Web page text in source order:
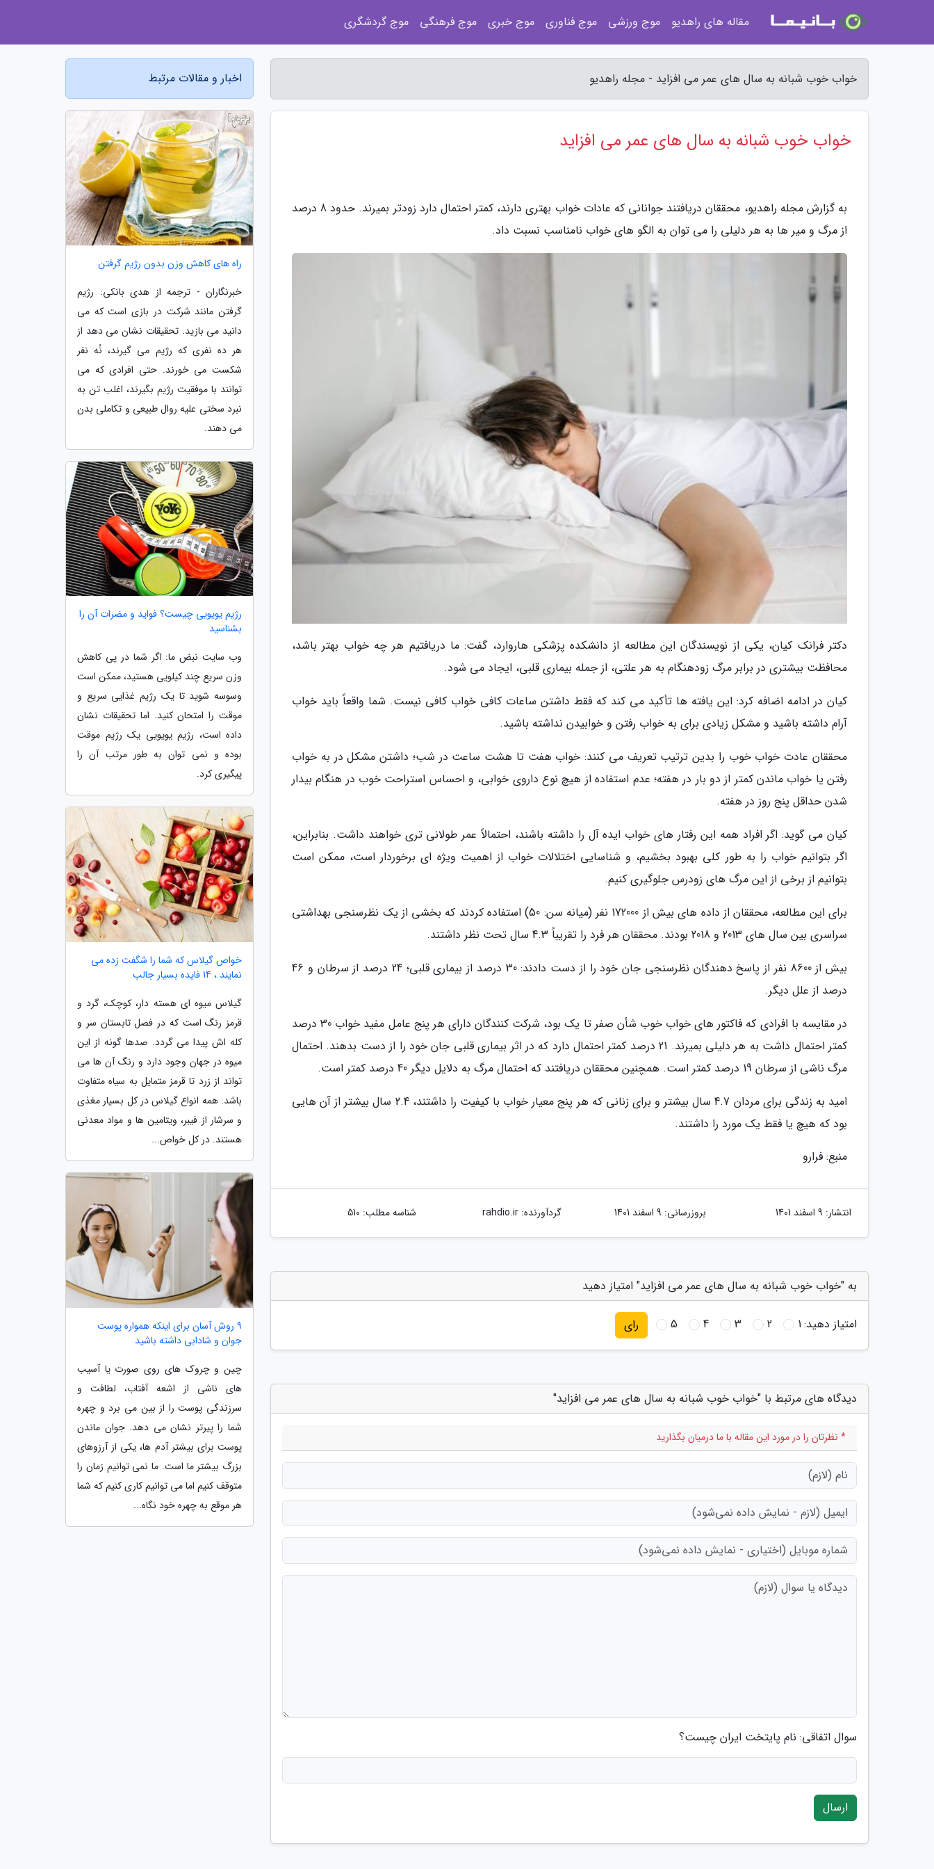
خواب خوب شبانه به سال های عمر می افزاید - مجله راهدیو
خواب خوب شبانه به سال های عمر می افزاید
به گزارش مجله راهدیو، محققان دریافتند جوانانی که عادات خواب بهتری دارند، کمتر احتمال دارد زودتر بمیرند. حدود 8 درصد
از مرگ و میر ها به هر دلیلی را می توان به الگو های خواب نامناسب نسبت داد.
دکتر فرانک کیان، یکی از نویسندگان این مطالعه از دانشکده پزشکی هاروارد، گفت: ما دریافتیم هر چه خواب بهتر باشد،
محافظت بیشتری در برابر مرگ زودهنگام به هر علتی، از جمله بیماری قلبی، ایجاد می شود.
کیان در ادامه اضافه کرد: این یافته ها تأکید می کند که فقط داشتن ساعات کافی خواب کافی نیست. شما واقعاً باید خواب
آرام داشته باشید و مشکل زیادی برای به خواب رفتن و خوابیدن نداشته باشید.
محققان عادت خواب خوب را بدین ترتیب تعریف می کنند: خواب هفت تا هشت ساعت در شب؛ داشتن مشکل در به خواب
رفتن یا خواب ماندن کمتر از دو بار در هفته؛ عدم استفاده از هیچ نوع داروی خوابی، و احساس استراحت خوب در هنگام بیدار
شدن حداقل پنج روز در هفته.
کیان می گوید: اگر افراد همه این رفتار های خواب ایده آل را داشته باشند، احتمالاً عمر طولانی تری خواهند داشت. بنابراین،
اگر بتوانیم خواب را به طور کلی بهبود بخشیم، و شناسایی اختلالات خواب از اهمیت ویژه ای برخوردار است، ممکن است
بتوانیم از برخی از این مرگ های زودرس جلوگیری کنیم.
برای این مطالعه، محققان از داده های بیش از 172000 نفر (میانه سن: 50) استفاده کردند که بخشی از یک نظرسنجی بهداشتی
سراسری بین سال های 2013 و 2018 بودند. محققان هر فرد را تقریباً 4.3 سال تحت نظر داشتند.
بیش از 8600 نفر از پاسخ دهندگان نظرسنجی جان خود را از دست دادند: 30 درصد از بیماری قلبی؛ 24 درصد از سرطان و 46
درصد از علل دیگر.
در مقایسه با افرادی که فاکتور های خواب خوب شأن صفر تا یک بود، شرکت کنندگان دارای هر پنج عامل مفید خواب 30 درصد
کمتر احتمال داشت به هر دلیلی بمیرند. 21 درصد کمتر احتمال دارد که در اثر بیماری قلبی جان خود را از دست بدهند. احتمال
مرگ ناشی از سرطان 19 درصد کمتر است. همچنین محققان دریافتند که احتمال مرگ به دلایل دیگر 40 درصد کمتر است.
امید به زندگی برای مردان 4.7 سال بیشتر و برای زنانی که هر پنج معیار خواب با کیفیت را داشتند، 2.4 سال بیشتر از آن هایی
بود که هیچ یا فقط یک مورد را داشتند.
منبع: فرارو
انتشار: 9 اسفند 1401 بروزرسانی: 9 اسفند 1401 گردآورنده:rahdio.ir شناسه مطلب: 510
به "خواب خوب شبانه به سال های عمر می افزاید" امتیاز دهید
امتیاز دهید:1
2
3
4
5 رای
دیدگاه های مرتبط با "خواب خوب شبانه به سال های عمر می افزاید"
* نظرتان را در مورد این مقاله با ما درمیان بگذارید
سوال اتفاقی: نام پایتخت ایران چیست؟
ارسال
اخبار و مقالات مرتبط
راه های کاهش وزن بدون رژیم گرفتن
خبرنگاران - ترجمه از هدی بانکی: رژیم
گرفتن مانند شرکت در بازی است که می
دانید می بازید. تحقیقات نشان می دهد از
هر ده نفری که رژیم می گیرند، نُه نفر
شکست می خورند. حتی افرادی که می
توانند با موفقیت رژیم بگیرند، اغلب تن به
نبرد سختی علیه روال طبیعی و تکاملی بدن
می دهند.
رژیم یویویی چیست؟ فواید و مضرات آن را
بشناسید
وب سایت نبض ما: اگر شما در پی کاهش
وزن سریع چند کیلویی هستید، ممکن است
وسوسه شوید تا یک رژیم غذایی سریع و
موقت را امتحان کنید. اما تحقیقات نشان
داده است، رژیم یویویی یک رژیم موقت
بوده و نمی توان به طور مرتب آن را
پیگیری کرد.
خواص گیلاس که شما را شگفت زده می
نمایند ، 14 فایده بسیار جالب
گیلاس میوه ای هسته دار، کوچک، گرد و
قرمز رنگ است که در فصل تابستان سر و
کله اش پیدا می گردد. صدها گونه از این
میوه در جهان وجود دارد و رنگ آن ها می
تواند از زرد تا قرمز متمایل به سیاه متفاوت
باشد. همه انواع گیلاس در کل بسیار مغذی
و سرشار از فیبر، ویتامین ها و مواد معدنی
هستند. در کل خواص...
9 روش آسان برای اینکه همواره پوست
جوان و شادابی داشته باشید
چین و چروک های روی صورت یا آسیب
های ناشی از اشعه آفتاب، لطافت و
سرزندگی پوست را از بین می برد و چهره
شما را پیرتر نشان می دهد. جوان ماندن
پوست برای بیشتر آدم ها، یکی از آرزوهای
بزرگ بیشتر ما است. ما نمی توانیم زمان را
متوقف کنیم اما می توانیم کاری کنیم که شما
هر موقع به چهره خود نگاه...
مقاله های راهدیو موج ورزشی موج فناوری موج خبری موج فرهنگی موج گردشگری